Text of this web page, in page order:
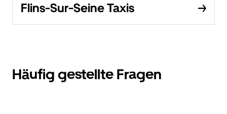
Flins-Sur-Seine Taxis
Häufig gestellte Fragen